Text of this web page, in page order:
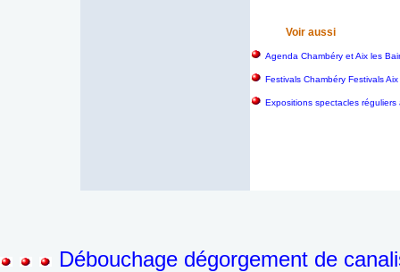
Voir aussi
Agenda Chambéry et Aix les
Festivals Chambéry Festivals
Expositions spectacles
Débouchage dégorgement de